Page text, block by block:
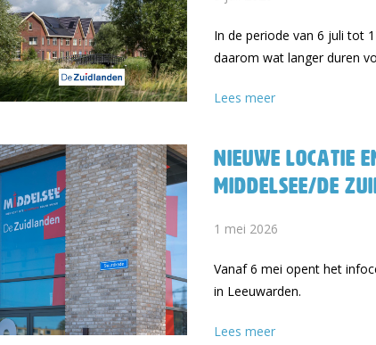
In de periode van 6 juli tot
daarom wat langer duren
Lees meer
Nieuwe locatie
Middelsee/De
1 mei 2026
Vanaf 6 mei opent het
in Leeuwarden.
Lees meer